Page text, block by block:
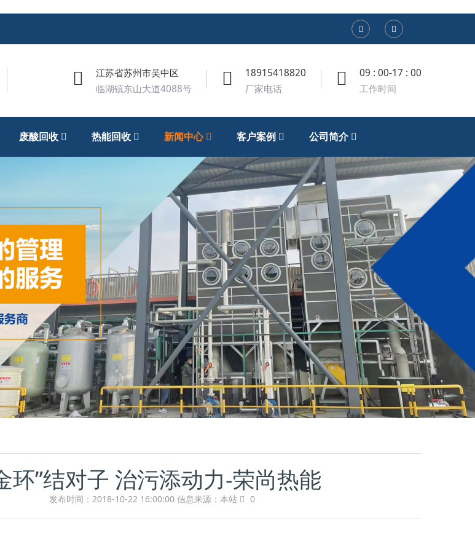
处理设备
江苏省苏州市吴中区
临湖镇东山大道4088号
18915418820
厂家电话
09 : 00-17 : 00
工作时间
废酸回收 热能回收 新闻中心 客户案例 公司简介
环”结对子 治污添动力-荣尚热能
发布时间：2018-10-22 16:00:00 信息来源：本站 0